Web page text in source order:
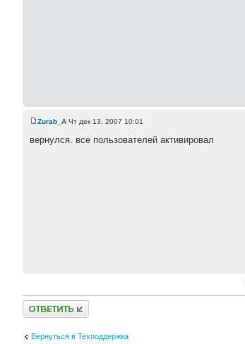
Zurab_A Чт дек 13, 2007 10:01
вернулся. все пользователей активировал
Ответить
Вернуться в Техподдержка